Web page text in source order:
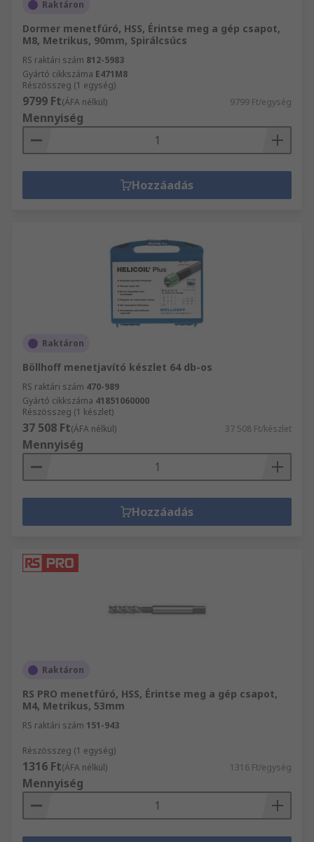
Raktáron
Dormer menetfúró, HSS, Érintse meg a gép csapot,
M8, Metrikus, 90mm, Spirálcsúcs
RS raktári szám 812-5983
Gyártó cikkszáma E471M8
Részösszeg (1 egység)
9799 Ft(ÁFA nélkül) 9799 Ft/egység
Mennyiség
Hozzáadás
Raktáron
Böllhoff menetjavító készlet 64 db-os
RS raktári szám 470-989
Gyártó cikkszáma 41851060000
Részösszeg (1 készlet)
37 508 Ft(ÁFA nélkül) 37 508 Ft/készlet
Mennyiség
Hozzáadás
Raktáron
RS PRO menetfúró, HSS, Érintse meg a gép csapot,
M4, Metrikus, 53mm
RS raktári szám 151-943
Részösszeg (1 egység)
1316 Ft(ÁFA nélkül) 1316 Ft/egység
Mennyiség